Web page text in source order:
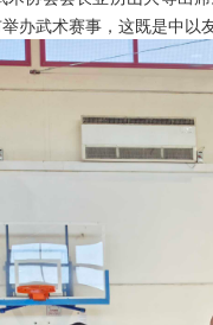
办武术赛事，这既是中以